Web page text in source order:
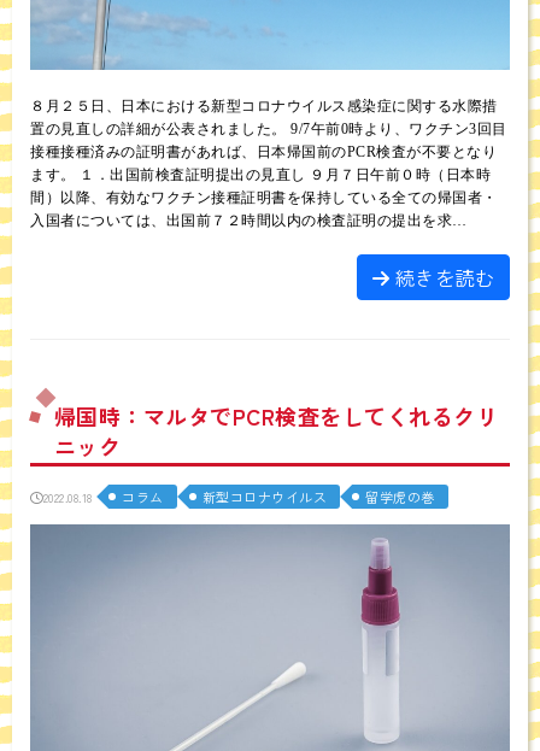
８月２５日、日本における新型コロナウイルス感染症に関する水際措
置の見直しの詳細が公表されました。 9/7午前0時より、ワクチン3回目
接種接種済みの証明書があれば、日本帰国前のPCR検査が不要となり
ます。 １．出国前検査証明提出の見直し ９月７日午前０時（日本時
間）以降、有効なワクチン接種証明書を保持している全ての帰国者・
入国者については、出国前７２時間以内の検査証明の提出を求…
続きを読む
帰国時：マルタでPCR検査をしてくれるクリ
ニック
2022.08.18 コラム 新型コロナウイルス 留学虎の巻